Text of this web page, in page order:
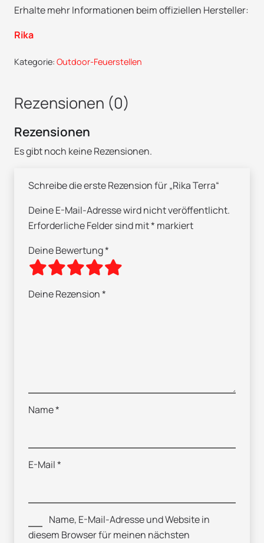
Erhalte mehr Informationen beim offiziellen Hersteller:
Rika
Kategorie: Outdoor-Feuerstellen
Rezensionen (0)
Rezensionen
Es gibt noch keine Rezensionen.
Schreibe die erste Rezension für „Rika Terra“
Deine E-Mail-Adresse wird nicht veröffentlicht.
Erforderliche Felder sind mit* markiert
Deine Bewertung*
Deine Rezension*
Name*
E-Mail*
Name, E-Mail-Adresse und Website in
diesem Browser für meinen nächsten